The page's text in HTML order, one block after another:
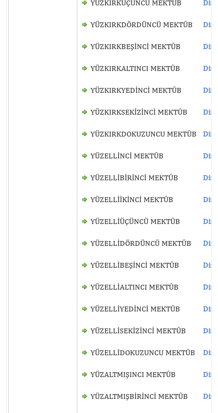
YÜZKIRKÜÇÜNCÜ MEKTÛB
YÜZKIRKDÖRDÜNCÜ MEKTÛB
YÜZKIRKBEŞİNCİ MEKTÛB
YÜZKIRKALTINCI MEKTÛB
YÜZKIRKYEDİNCİ MEKTÛB
YÜZKIRKSEKİZİNCİ MEKTÛB
YÜZKIRKDOKUZUNCU MEKTÛB
YÜZELLİNCİ MEKTÛB
YÜZELLİBİRİNCİ MEKTÛB
YÜZELLİİKİNCİ MEKTÛB
YÜZELLİÜÇÜNCÜ MEKTÛB
YÜZELLİDÖRDÜNCÜ MEKTÛB
YÜZELLİBEŞİNCİ MEKTÛB
YÜZELLİALTINCI MEKTÛB
YÜZELLİYEDİNCİ MEKTÛB
YÜZELLİSEKİZİNCİ MEKTÛB
YÜZELLİDOKUZUNCU MEKTÛB
YÜZALTMIŞINCI MEKTÛB
YÜZALTMIŞBİRİNCİ MEKTÛB